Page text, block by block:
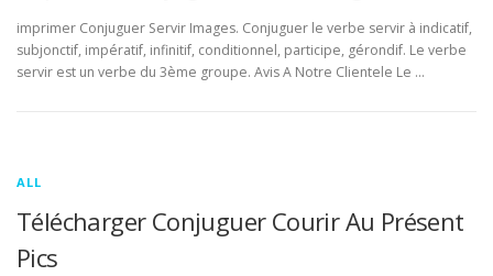
imprimer Conjuguer Servir Images. Conjuguer le verbe servir à indicatif,
subjonctif, impératif, infinitif, conditionnel, participe, gérondif. Le verbe
servir est un verbe du 3ème groupe. Avis A Notre Clientele Le …
ALL
Télécharger Conjuguer Courir Au Présent
Pics